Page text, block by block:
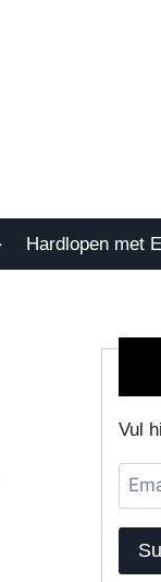
Hardlopen met
Vul
Email